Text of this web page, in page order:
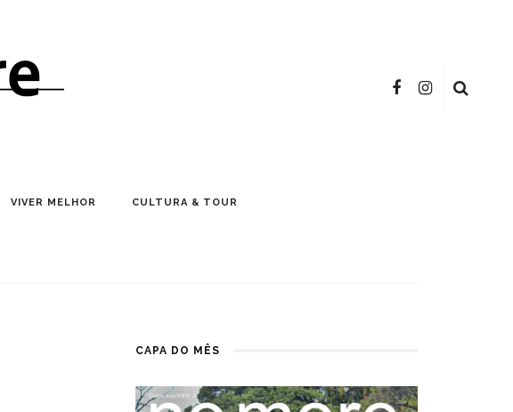
VIVER MELHOR CULTURA & TOUR
CAPA DO MÊS